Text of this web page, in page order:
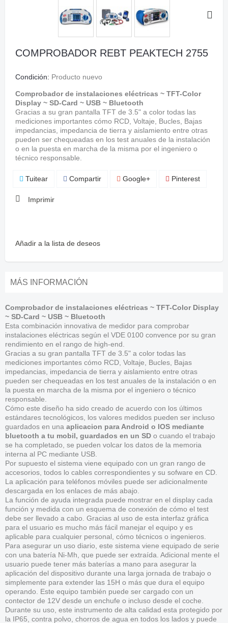
COMPROBADOR REBT PEAKTECH 2755
Condición: Producto nuevo
Comprobador de instalaciones eléctricas ~ TFT-Color
Display ~ SD-Card ~ USB ~ Bluetooth
Gracias a su gran pantalla TFT de 3.5" a color todas las
mediciones importantes cómo RCD, Voltaje, Bucles, Bajas
impedancias, impedancia de tierra y aislamiento entre otras
pueden ser chequeadas en los test anuales de la instalación
o en la puesta en marcha de la misma por el ingeniero o
técnico responsable.
Tuitear Compartir Google+ Pinterest
Imprimir
Añadir a la lista de deseos
MÁS INFORMACIÓN
Comprobador de instalaciones eléctricas ~ TFT-Color Display
~ SD-Card ~ USB ~ Bluetooth
Esta combinación innovativa de medidor para comprobar
instalaciones eléctricas según el VDE 0100 convence por su gran
rendimiento en el rango de high-end.
Gracias a su gran pantalla TFT de 3.5" a color todas las
mediciones importantes cómo RCD, Voltaje, Bucles, Bajas
impedancias, impedancia de tierra y aislamiento entre otras
pueden ser chequeadas en los test anuales de la instalación o en
la puesta en marcha de la misma por el ingeniero o técnico
responsable.
Cómo este diseño ha sido creado de acuerdo con los últimos
estándares tecnológicos, los valores medidos pueden ser incluso
guardados en una aplicacion para Android o IOS mediante
bluetooth a tu mobil, guardados en un SD o cuando el trabajo
se ha completado, se pueden volcar los datos de la memoria
interna al PC mediante USB.
Por supuesto el sistema viene equipado con un gran rango de
accesorios, todos lo cables correspondientes y su sofware en CD.
La aplicación para teléfonos móviles puede ser adicionalmente
descargada en los enlaces de más abajo.
La función de ayuda integrada puede mostrar en el display cada
función y medida con un esquema de conexión de cómo el test
debe ser llevado a cabo. Gracias al uso de esta interfaz gráfica
para el usuario es mucho más fácil manejar el equipo y es
aplicable para cualquier personal, cómo técnicos o ingenieros.
Para asegurar un uso diario, este sistema viene equipado de serie
con una batería Ni-Mh, que puede ser extraída. Adicional mente el
usuario puede tener más baterías a mano para asegurar la
aplicación del dispositivo durante una larga jornada de trabajo o
simplemente para extender las 15H o más que dura el equipo
operando. Este equipo también puede ser cargado con un
contector de 12V desde un enchufe o incluso desde el coche.
Durante su uso, este instrumento de alta calidad esta protegido por
la IP65, contra polvo, chorros de agua en todos los lados y puede